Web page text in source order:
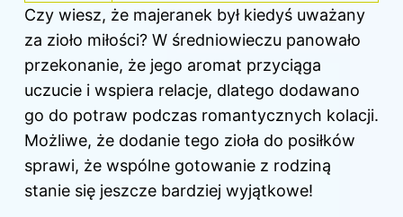
Czy wiesz, że majeranek był kiedyś uważany
za zioło miłości? W średniowieczu panowało
przekonanie, że jego aromat przyciąga
uczucie i wspiera relacje, dlatego dodawano
go do potraw podczas romantycznych kolacji.
Możliwe, że dodanie tego zioła do posiłków
sprawi, że wspólne gotowanie z rodziną
stanie się jeszcze bardziej wyjątkowe!